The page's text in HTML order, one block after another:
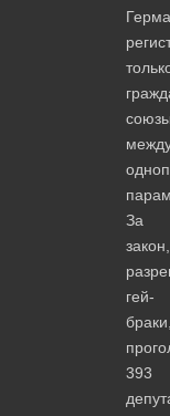
За
закон,
гей-
393